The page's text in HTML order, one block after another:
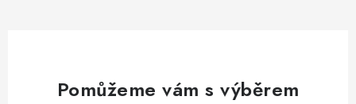
Pomůžeme vám s výběrem